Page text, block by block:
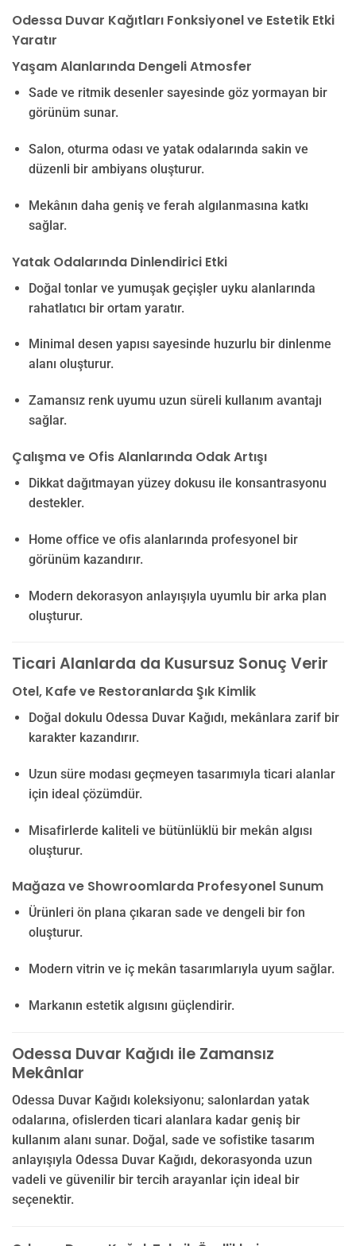
Odessa Duvar Kağıtları Fonksiyonel ve Estetik Etki
Yaratır
Yaşam Alanlarında Dengeli Atmosfer
Sade ve ritmik desenler sayesinde göz yormayan bir
görünüm sunar.
Salon, oturma odası ve yatak odalarında sakin ve
düzenli bir ambiyans oluşturur.
Mekânın daha geniş ve ferah algılanmasına katkı
sağlar.
Yatak Odalarında Dinlendirici Etki
Doğal tonlar ve yumuşak geçişler uyku alanlarında
rahatlatıcı bir ortam yaratır.
Minimal desen yapısı sayesinde huzurlu bir dinlenme
alanı oluşturur.
Zamansız renk uyumu uzun süreli kullanım avantajı
sağlar.
Çalışma ve Ofis Alanlarında Odak Artışı
Dikkat dağıtmayan yüzey dokusu ile konsantrasyonu
destekler.
Home office ve ofis alanlarında profesyonel bir
görünüm kazandırır.
Modern dekorasyon anlayışıyla uyumlu bir arka plan
oluşturur.
Ticari Alanlarda da Kusursuz Sonuç Verir
Otel, Kafe ve Restoranlarda Şık Kimlik
Doğal dokulu Odessa Duvar Kağıdı, mekânlara zarif bir
karakter kazandırır.
Uzun süre modası geçmeyen tasarımıyla ticari alanlar
için ideal çözümdür.
Misafirlerde kaliteli ve bütünlüklü bir mekân algısı
oluşturur.
Mağaza ve Showroomlarda Profesyonel Sunum
Ürünleri ön plana çıkaran sade ve dengeli bir fon
oluşturur.
Modern vitrin ve iç mekân tasarımlarıyla uyum sağlar.
Markanın estetik algısını güçlendirir.
Odessa Duvar Kağıdı ile Zamansız
Mekânlar
Odessa Duvar Kağıdı koleksiyonu; salonlardan yatak
odalarına, ofislerden ticari alanlara kadar geniş bir
kullanım alanı sunar. Doğal, sade ve sofistike tasarım
anlayışıyla Odessa Duvar Kağıdı, dekorasyonda uzun
vadeli ve güvenilir bir tercih arayanlar için ideal bir
seçenektir.